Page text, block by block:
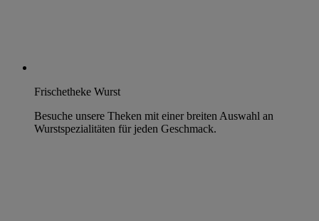
Frischetheke Wurst
Besuche unsere Theken mit einer breiten Auswahl an
Wurstspezialitäten für jeden Geschmack.